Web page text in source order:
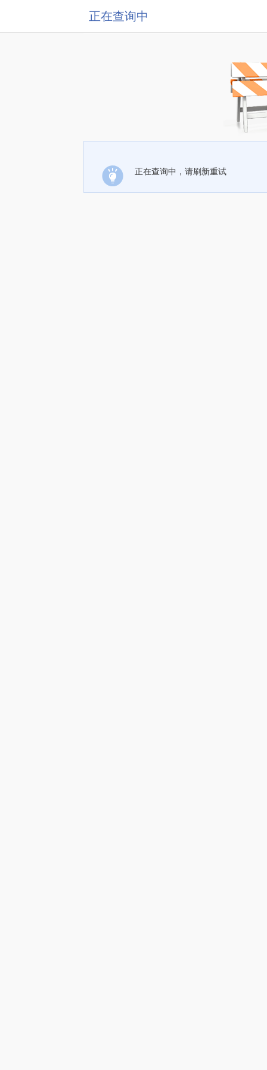
正在查询中
正在查询中，请刷新重试